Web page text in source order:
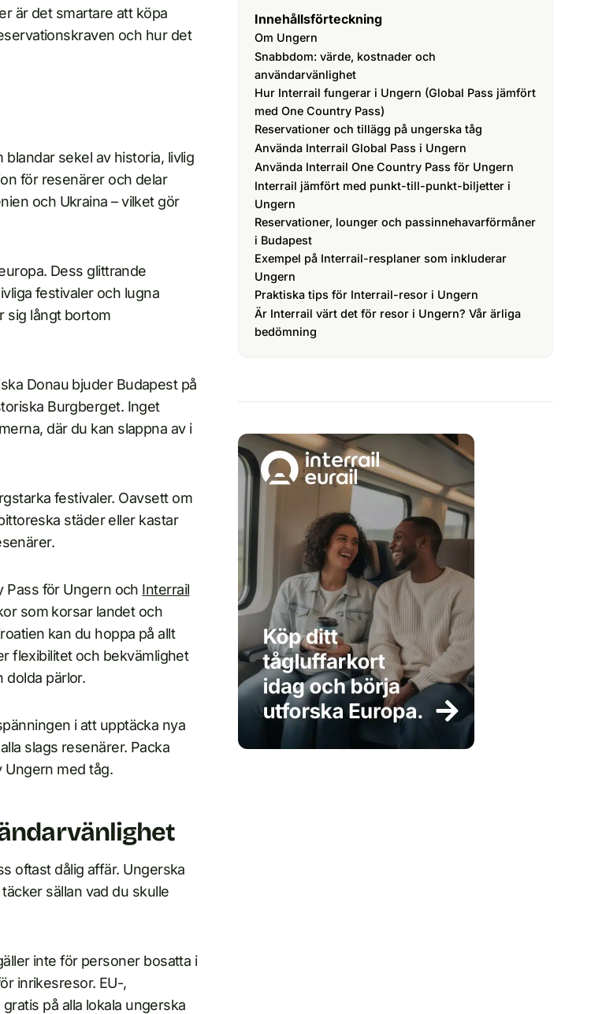
är det smartare att köpa
och hur det
sekel av historia, livlig
för resenärer och delar
och Ukraina – vilket gör
Dess glittrande
festivaler och lugna
sig långt bortom
Donau bjuder Budapest på
Burgberget. Inget
där du kan slappna av i
festivaler. Oavsett om
städer eller kastar
Pass för Ungern och Interrail
som korsar landet och
kan du hoppa på allt
flexibilitet och bekvämlighet
dolda pärlor.
i att upptäcka nya
slags resenärer. Packa
Ungern med tåg.
oftast dålig affär. Ungerska
sällan vad du skulle
inte för personer bosatta i
inrikesresor. EU-,
på alla lokala ungerska
Innehållsförteckning
Om Ungern
Snabbdom: värde, kostnader och
användarvänlighet
Hur Interrail fungerar i Ungern (Global Pass jämfört
med One Country Pass)
Reservationer och tillägg på ungerska tåg
Använda Interrail Global Pass i Ungern
Använda Interrail One Country Pass för Ungern
Interrail jämfört med punkt-till-punkt-biljetter i
Ungern
Reservationer, lounger och passinnehavarförmåner
i Budapest
Exempel på Interrail-resplaner som inkluderar
Ungern
Praktiska tips för Interrail-resor i Ungern
Är Interrail värt det för resor i Ungern? Vår ärliga
bedömning